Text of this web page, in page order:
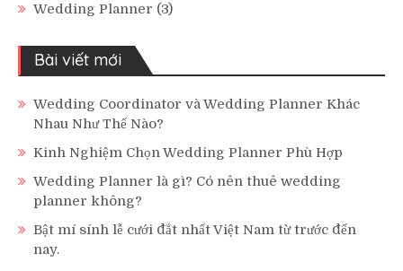
Wedding Planner (3)
Bài viết mới
Wedding Coordinator và Wedding Planner Khác
Nhau Như Thế Nào?
Kinh Nghiệm Chọn Wedding Planner Phù Hợp
Wedding Planner là gì? Có nên thuê wedding
planner không?
Bật mí sính lễ cưới đắt nhất Việt Nam từ trước đến
nay.